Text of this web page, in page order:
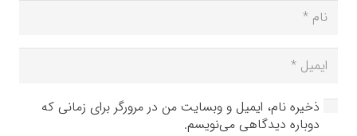
ذخیره نام، ایمیل و وبسایت من در مرورگر برای زمانی که
دوباره دیدگاهی می‌نویسم.